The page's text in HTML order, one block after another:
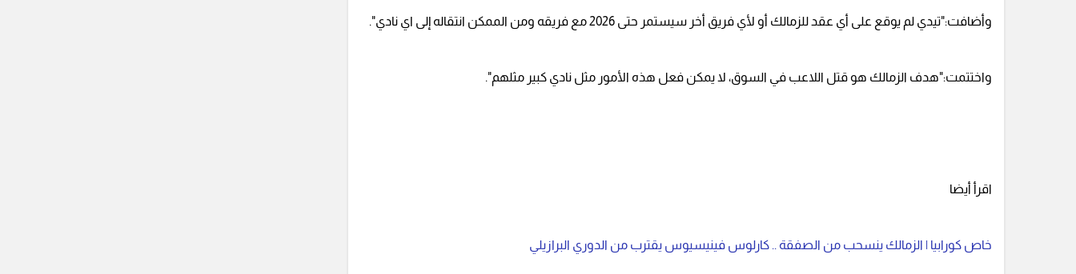
وأضافت:"تيدي لم يوقع على أي عقد للزمالك أو لأي فريق أخر سيستمر حتى 2026 مع فريقه ومن الممكن انتقاله إلى اي نادي".
واختتمت:"هدف الزمالك هو قتل اللاعب في السوق، لا يمكن فعل هذه الأمور مثل نادي كبير مثلهم".
اقرأ أيضا
خاص كورابيا | الزمالك ينسحب من الصفقة .. كارلوس فينيسيوس يقترب من الدوري البرازيلي